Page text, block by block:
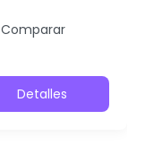
Comparar
Detalles